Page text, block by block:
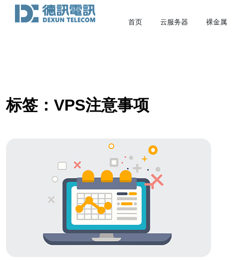
首页 云服务器 裸金属
标签：VPS注意事项